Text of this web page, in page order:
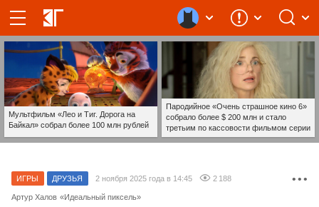
Мультфильм «Лео и Тиг. Дорога на
Байкал» собрал более 100 млн рублей
Пародийное «Очень страшное кино 6»
собрало более $ 200 млн и стало
третьим по кассовости фильмом серии
• • •
ИГРЫ ДРУЗЬЯ 2 ноября 2025 года в 14:45 2 188
Артур Халов «Идеальный пиксель»